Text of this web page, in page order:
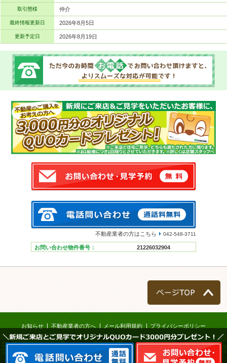
取引態様 仲介
最終情報更新日 2026年8月5日
更新予定日 2026年8月19日
不動産業者の方はこちら 042-548-3711
お問い合わせ物件番号： 21226032904
＼新規ご来店とご見学でオリジナルQUOカード3000円分プレゼント！／
お知らせ 不動産業者の方へ メール利用規約 プライバシーポリシー